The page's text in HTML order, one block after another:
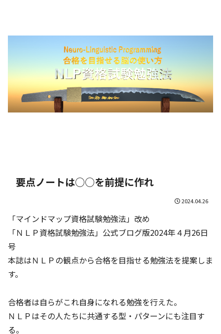
要点ノートは○○を前提に作れ
2024.04.26
「マインドマップ資格試験勉強法」改め
「ＮＬＰ資格試験勉強法」公式ブログ版2024年４月26日
号
本誌はＮＬＰの観点から合格を目指せる勉強法を提案しま
す。
合格者は自らがこれ自身になれる勉強を行えた。
ＮＬＰはその人たちに共通する型・パターンにも注目す
る。